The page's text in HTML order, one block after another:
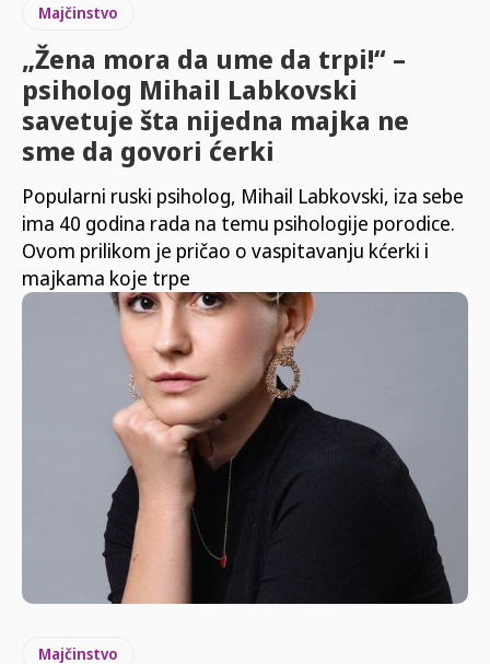
Majčinstvo
„Žena mora da ume da trpi!“ –
psiholog Mihail Labkovski
savetuje šta nijedna majka ne
sme da govori ćerki
Popularni ruski psiholog, Mihail Labkovski, iza sebe
ima 40 godina rada na temu psihologije porodice.
Ovom prilikom je pričao o vaspitavanju kćerki i
majkama koje trpe
Majčinstvo